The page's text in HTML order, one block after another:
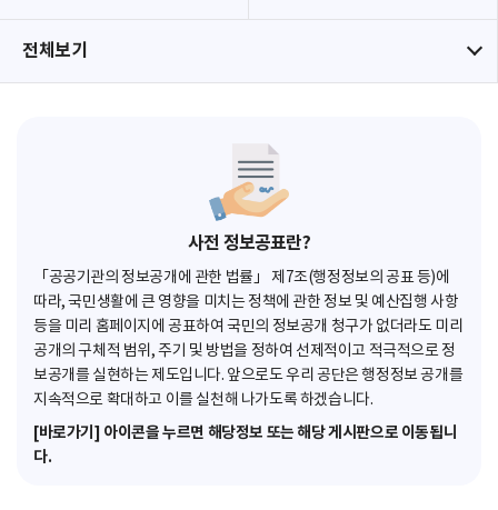
전체보기
사전 정보공표란?
「공공기관의 정보공개에 관한 법률」 제7조(행정정보의 공표 등)에
따라, 국민생활에 큰 영향을 미치는 정책에 관한 정보 및 예산집행 사항
등을 미리 홈페이지에 공표하여 국민의 정보공개 청구가 없더라도 미리
공개의 구체적 범위, 주기 및 방법을 정하여 선제적이고 적극적으로 정
보공개를 실현하는 제도입니다. 앞으로도 우리 공단은 행정정보 공개를
지속적으로 확대하고 이를 실천해 나가도록 하겠습니다.
[바로가기] 아이콘을 누르면 해당정보 또는 해당 게시판으로 이동됩니
다.